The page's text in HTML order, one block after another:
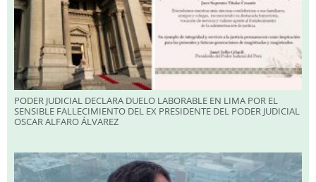
PODER JUDICIAL DECLARA DUELO LABORABLE EN LIMA POR EL
SENSIBLE FALLECIMIENTO DEL EX PRESIDENTE DEL PODER JUDICIAL
OSCAR ALFARO ÁLVAREZ